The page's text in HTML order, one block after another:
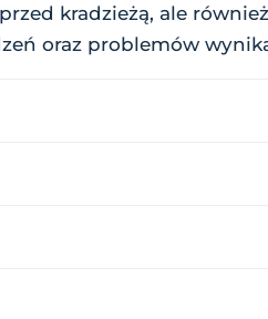
kradzieżą, ale
oraz problemów